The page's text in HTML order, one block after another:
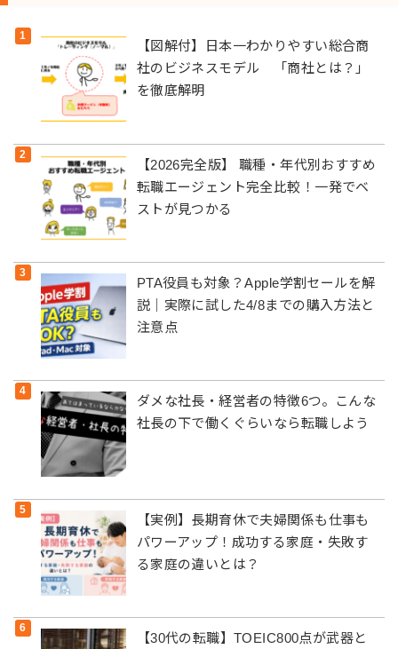
【図解付】日本一わかりやすい総合商
社のビジネスモデル 「商社とは？」
を徹底解明
【2026完全版】 職種・年代別おすすめ
転職エージェント完全比較！一発でベ
ストが見つかる
PTA役員も対象？Apple学割セールを解
説｜実際に試した4/8までの購入方法と
注意点
ダメな社長・経営者の特徴6つ。こんな
社長の下で働くぐらいなら転職しよう
【実例】長期育休で夫婦関係も仕事も
パワーアップ！成功する家庭・失敗す
る家庭の違いとは？
【30代の転職】TOEIC800点が武器と